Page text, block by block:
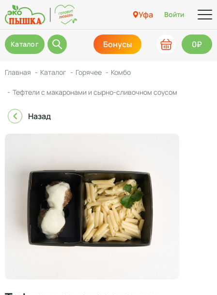
Уфа Войти
Каталог Бонусы 0₽
Главная Каталог Горячее Комбо
Тефтели с макаронами и сырно-сливочном соусом
Назад